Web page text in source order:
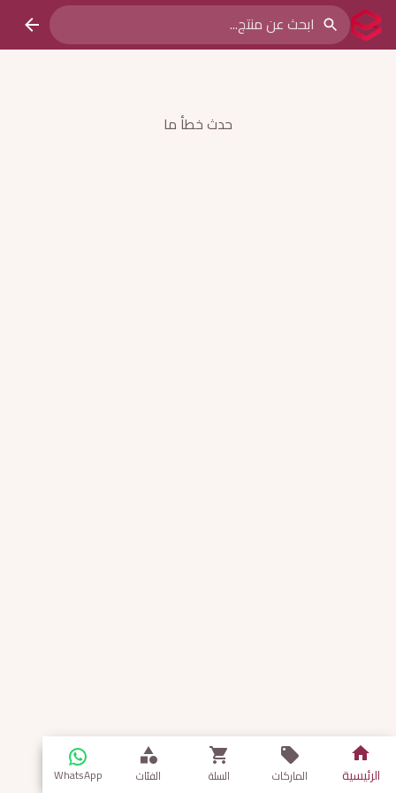
حدث خطأ ما
الرئيسية الماركات السلة الفئات WhatsApp